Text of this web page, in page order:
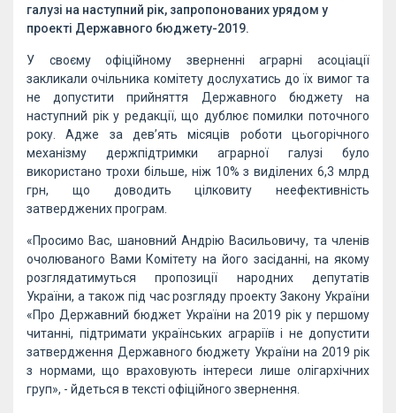
галузі на наступний рік, запропонованих урядом у
проекті Державного бюджету-2019.
У своєму офіційному зверненні аграрні асоціації
закликали очільника комітету дослухатись до їх вимог та
не допустити прийняття Державного бюджету на
наступний рік у редакції, що дублює помилки поточного
року. Адже за дев’ять місяців роботи цьогорічного
механізму держпідтримки аграрної галузі було
використано трохи більше, ніж 10% з виділених 6,3 млрд
грн, що доводить цілковиту неефективність
затверджених програм.
«Просимо Вас, шановний Андрію Васильовичу, та членів
очолюваного Вами Комітету на його засіданні, на якому
розглядатимуться пропозиції народних депутатів
України, а також під час розгляду проекту Закону України
«Про Державний бюджет України на 2019 рік у першому
читанні, підтримати українських аграріїв і не допустити
затвердження Державного бюджету України на 2019 рік
з нормами, що враховують інтереси лише олігархічних
груп», - йдеться в тексті офіційного звернення.